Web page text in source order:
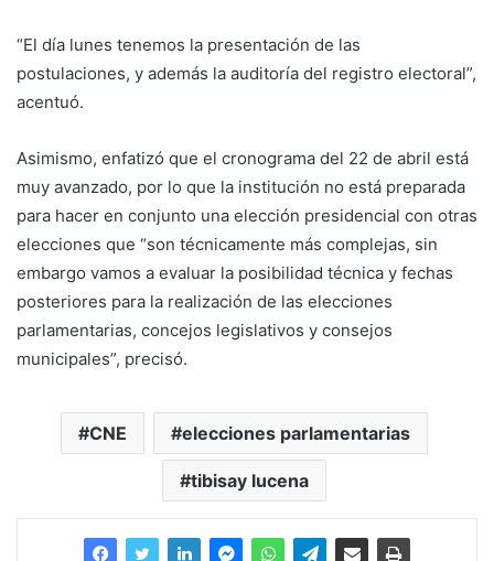
“El día lunes tenemos la presentación de las
postulaciones, y además la auditoría del registro electoral”,
acentuó.
Asimismo, enfatizó que el cronograma del 22 de abril está
muy avanzado, por lo que la institución no está preparada
para hacer en conjunto una elección presidencial con otras
elecciones que “son técnicamente más complejas, sin
embargo vamos a evaluar la posibilidad técnica y fechas
posteriores para la realización de las elecciones
parlamentarias, concejos legislativos y consejos
municipales”, precisó.
CNE elecciones parlamentarias
tibisay lucena